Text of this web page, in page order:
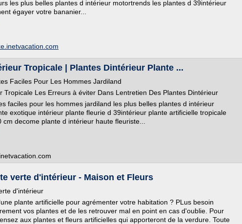
les plus belles plantes d intérieur motortrends les plantes d 39intérieur
égayer votre bananier...
Tropicale | Plantes Dintérieur Plante ...
Faciles Pour Les Hommes Jardiland
Tropicale Les Erreurs à éviter Dans Lentretien Des Plantes Dintérieur
faciles pour les hommes jardiland les plus belles plantes d intérieur
exotique intérieur plante fleurie d 39intérieur plante artificielle tropicale
cm decome plante d intérieur haute fleuriste...
verte d'intérieur - Maison et Fleurs
d'intérieur
plante artificielle pour agrémenter votre habitation ? PLus besoin
vos plantes et de les retrouver mal en point en cas d'oublie. Pour
aux plantes et fleurs artificielles qui apporteront de la verdure. Toute